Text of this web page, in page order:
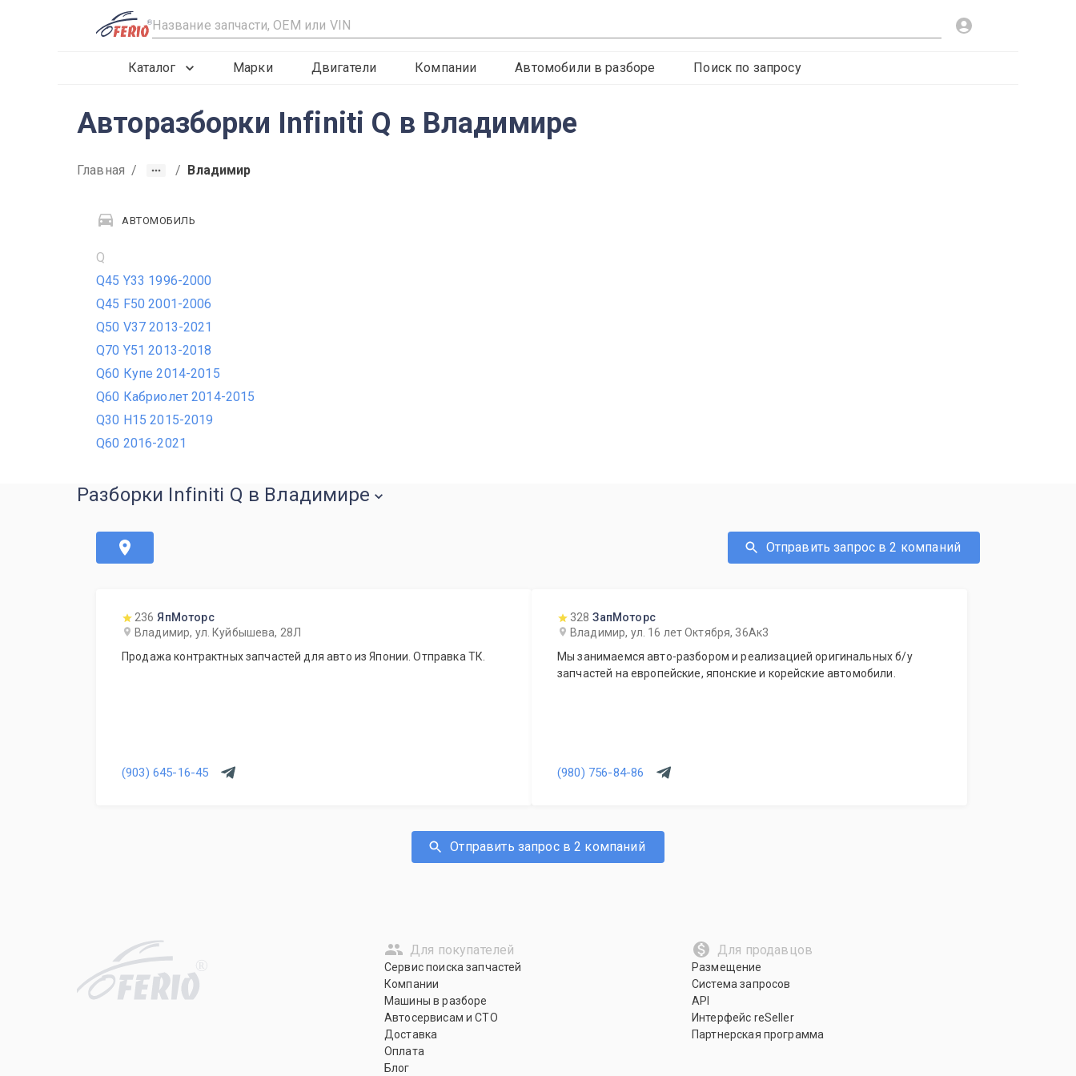
R
Каталог Марки Двигатели Компании Автомобили в разборе Поиск по запросу
Авторазборки Infiniti Q в Владимире
Главная / / Владимир
АВТОМОБИЛЬ
Q
Q45 Y33 1996-2000
Q45 F50 2001-2006
Q50 V37 2013-2021
Q70 Y51 2013-2018
Q60 Купе 2014-2015
Q60 Кабриолет 2014-2015
Q30 H15 2015-2019
Q60 2016-2021
Разборки Infiniti Q в Владимире
Отправить запрос в 2 компаний
236 ЯпМоторс
Владимир, ул. Куйбышева, 28Л
Продажа контрактных запчастей для авто из Японии. Отправка ТК.
(903) 645-16-45
328 ЗапМоторс
Владимир, ул. 16 лет Октября, 36Ак3
Мы занимаемся авто-разбором и реализацией оригинальных б/у
запчастей на европейские, японские и корейские автомобили.
(980) 756-84-86
Отправить запрос в 2 компаний
R
Для покупателей
Сервис поиска запчастей
Компании
Машины в разборе
Автосервисам и СТО
Доставка
Оплата
Блог
Для продавцов
Размещение
Система запросов
API
Интерфейс reSeller
Партнерская программа